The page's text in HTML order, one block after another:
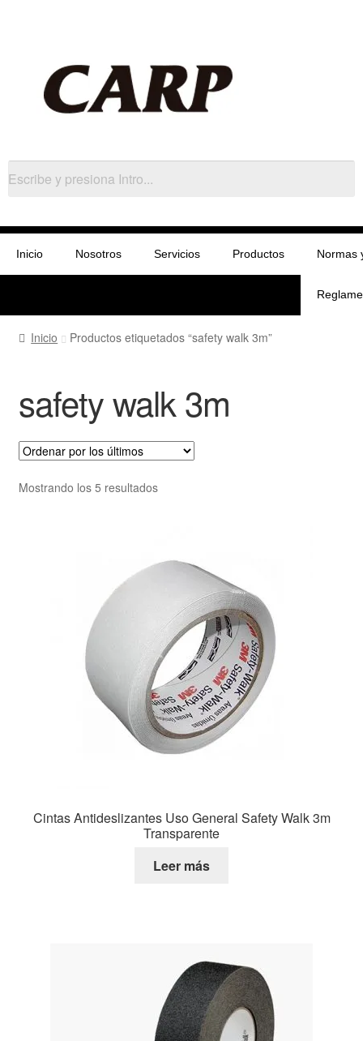
Inicio Nosotros Servicios Productos Normas
Inicio Productos etiquetados “safety walk 3m”
safety walk 3m
Mostrando los 5 resultados
Cintas Antideslizantes Uso General Safety Walk 3m
Transparente
Leer más